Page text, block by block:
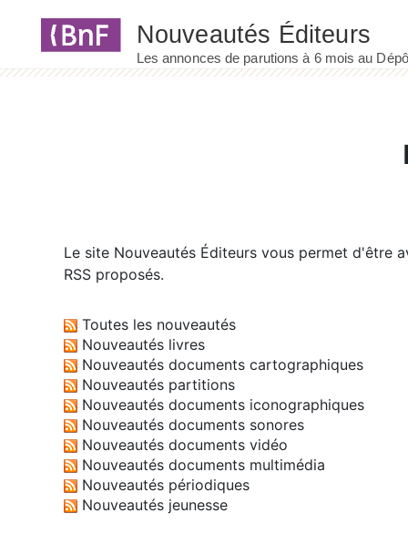
Le site Nouveautés Éditeurs vous permet d'être
RSS proposés.
Toutes les nouveautés
Nouveautés livres
Nouveautés documents cartographiques
Nouveautés partitions
Nouveautés documents iconographiques
Nouveautés documents sonores
Nouveautés documents vidéo
Nouveautés documents multimédia
Nouveautés périodiques
Nouveautés jeunesse